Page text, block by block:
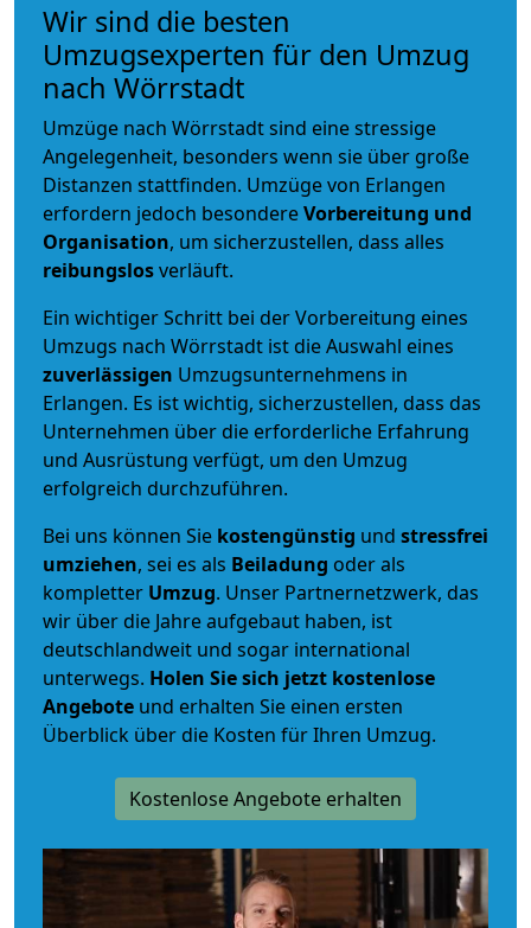
Wir sind die besten
Umzugsexperten für den Umzug
nach Wörrstadt
Umzüge nach Wörrstadt sind eine stressige
Angelegenheit, besonders wenn sie über große
Distanzen stattfinden. Umzüge von Erlangen
erfordern jedoch besondereVorbereitung und
Organisation, um sicherzustellen, dass alles
reibungslosverläuft.
Ein wichtiger Schritt bei der Vorbereitung eines
Umzugs nach Wörrstadt ist die Auswahl eines
zuverlässigen Umzugsunternehmens in
Erlangen. Es ist wichtig, sicherzustellen, dass das
Unternehmen über die erforderliche Erfahrung
und Ausrüstung verfügt, um den Umzug
erfolgreich durchzuführen.
Bei uns können Sie kostengünstig und stressfrei
umziehen, sei es als Beiladung oder als
kompletter Umzug. Unser Partnernetzwerk, das
wir über die Jahre aufgebaut haben, ist
deutschlandweit und sogar international
unterwegs. Holen Sie sich jetzt kostenlose
Angebote und erhalten Sie einen ersten
Überblick über die Kosten für Ihren Umzug.
Kostenlose Angebote erhalten